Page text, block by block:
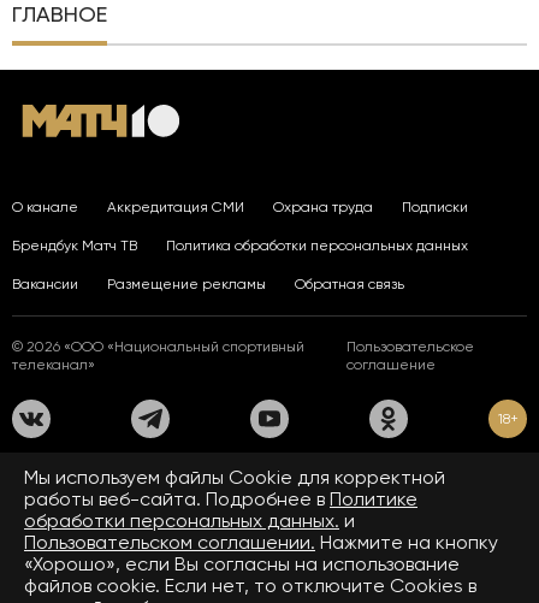
ГЛАВНОЕ
О канале Аккредитация СМИ Охрана труда Подписки
Брендбук Матч ТВ Политика обработки персональных данных
Вакансии Размещение рекламы Обратная связь
© 2026 «ООО «Национальный спортивный
телеканал»
Пользовательское
соглашение
18+
На сайте применяются рекомендательные технологии. Подробнее
Правилах применения рекомендательных технологий.
Средство массовой информации сетевое издание «www.matchtv.ru»
зарегистрировано Федеральной службой по надзору в сфере связи,
информационных технологий и массовых коммуникаций (Роскомнадзор).
Свидетельство о регистрации средства массовой информации ЭЛ № ФС 77 - 72390
от 28.02.2018. Название — www.matchtv.ru.
Учредитель (соучредители) СМИ сетевого издания «www.matchtv.ru»: ООО
Мы используем файлы Сookie для корректной
работы веб-сайта. Подробнее в Политике
обработки персональных данных. и
Пользовательском соглашении. Нажмите на кнопку
«Хорошо», если Вы согласны на использование
файлов cookie. Если нет, то отключите Cookies в